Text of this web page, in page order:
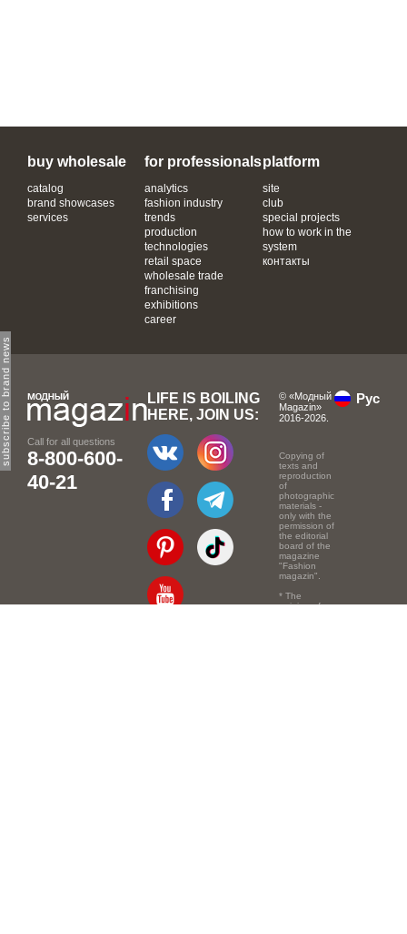
subscribe to brand news
buy wholesale
catalog
brand showcases
services
for professionals
analytics
fashion industry
trends
production
technologies
retail space
wholesale trade
franchising
exhibitions
career
platform
site
club
special projects
how to work in the
system
контакты
Call for all questions
8-800-600-
40-21
LIFE IS BOILING
HERE, JOIN US:
© «Модный
Magazin»
2016-2026.
Copying of
texts and
reproduction
of
photographic
materials -
only with the
permission of
the editorial
board of the
magazine
"Fashion
magazin".
* The
opinion of
Рус